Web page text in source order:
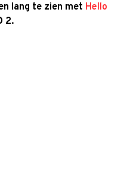
lang te zien met Hello
2.